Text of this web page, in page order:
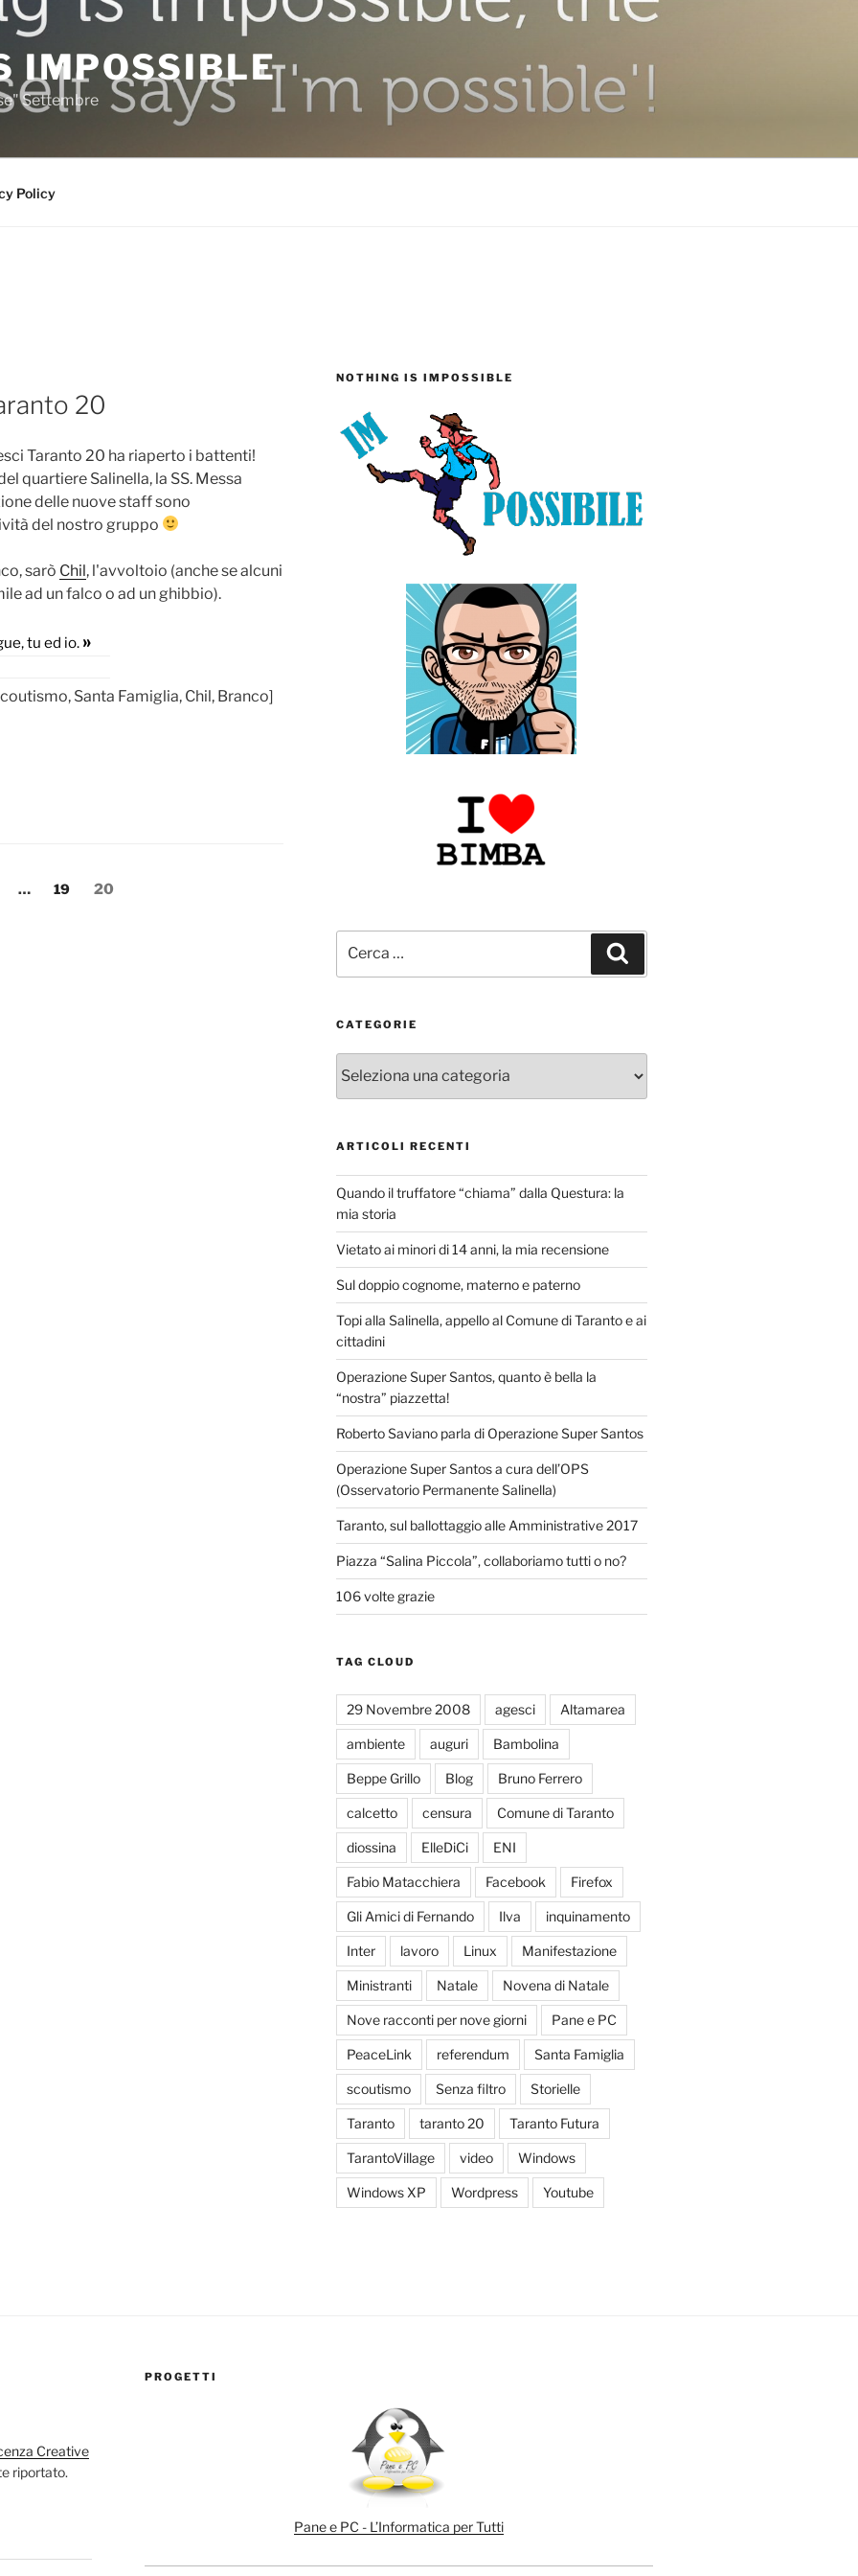
IMPOSSIBLE
Settembre
Policy
20
Taranto 20 ha riaperto i battenti!
quartiere Salinella, la SS. Messa
delle nuove staff sono
del nostro gruppo
sarò Chil, l'avvoltoio (anche se alcuni
ad un falco o ad un ghibbio).
tu ed io. »
Santa Famiglia, Chil, Branco]
… Pagina
19 Pagina
20
NOTHING IS IMPOSSIBLE
CATEGORIE
ARTICOLI RECENTI
Quando il truffatore “chiama” dalla Questura: la
mia storia
Vietato ai minori di 14 anni, la mia recensione
Sul doppio cognome, materno e paterno
Topi alla Salinella, appello al Comune di Taranto e ai
cittadini
Operazione Super Santos, quanto è bella la
“nostra” piazzetta!
Roberto Saviano parla di Operazione Super Santos
Operazione Super Santos a cura dell’OPS
(Osservatorio Permanente Salinella)
Taranto, sul ballottaggio alle Amministrative 2017
Piazza “Salina Piccola”, collaboriamo tutti o no?
106 volte grazie
TAG CLOUD
29 Novembre 2008 agesci Altamarea
ambiente auguri Bambolina
Beppe Grillo Blog Bruno Ferrero
calcetto censura Comune di Taranto
diossina ElleDiCi ENI
Fabio Matacchiera Facebook Firefox
Gli Amici di Fernando Ilva inquinamento
Inter lavoro Linux Manifestazione
Ministranti Natale Novena di Natale
Nove racconti per nove giorni Pane e PC
PeaceLink referendum Santa Famiglia
scoutismo Senza filtro Storielle
Taranto taranto 20 Taranto Futura
TarantoVillage video Windows
Windows XP Wordpress Youtube
Creative
riportato.
PROGETTI
Pane e PC - L’Informatica per Tutti